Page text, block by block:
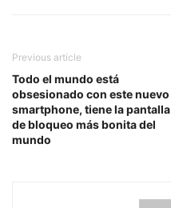
Previous article
Todo el mundo está
obsesionado con este nuevo
smartphone, tiene la pantalla
de bloqueo más bonita del
mundo